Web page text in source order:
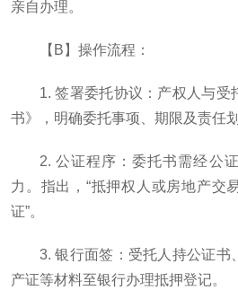
亲自办理。
【B】操作流程：
1. 签署委托协议：产权人与受
书》，明确委托事项、期限及责任划
2. 公证程序：委托书需经公
力。指出，“抵押权人或房地产交
证”。
3. 银行面签：受托人持公证书
产证等材料至银行办理抵押登记。